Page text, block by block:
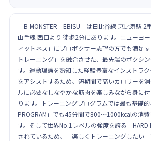
「B-MONSTER EBISU」は日比谷線 恵比寿駅 2
山手線 西口より 徒歩2分にあります。ニューヨ
ィットネス」にプロボクサー志望の方でも満足
トレーニング」を融合させた、最先端のボクシ
す。運動理論を熟知した経験豊富なインストラ
をアシストするため、短期間で高いカロリーを
ルに必要なしなやかな筋肉を楽しみながら身に
ります。トレーニングプログラムでは最も基礎的
PROGRAM」でも45分間で800～1000kcalの消
す。そして世界No.1レベルの強度を誇る「HARD
されているため、「楽しくトレーニングしたい